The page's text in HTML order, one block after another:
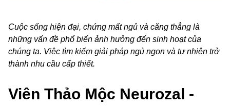
Cuộc sống hiện đại, chứng mất ngủ và căng thẳng là
những vấn đề phổ biến ảnh hưởng đến sinh hoạt của
chúng ta. Việc tìm kiếm giải pháp ngủ ngon và tự nhiên trở
thành nhu cầu cấp thiết.
Viên Thảo Mộc Neurozal -